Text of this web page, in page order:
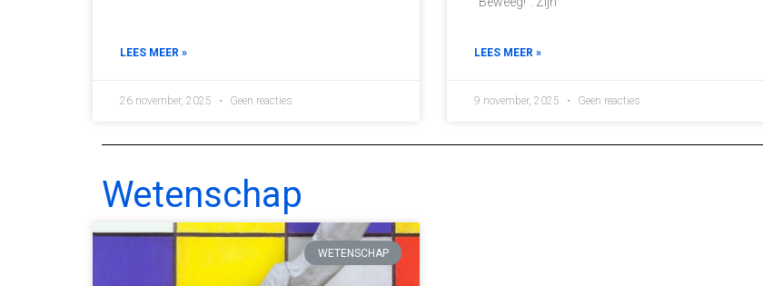
LEES MEER »
26 november, 2025 Geen reacties
LEES MEER »
9 november, 2025 Geen reacties
Wetenschap
WETENSCHAP